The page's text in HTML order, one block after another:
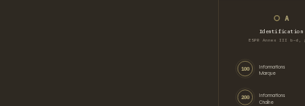
A
Identification
ESPR Annex III b–d,
100 Informations
Marque
200
Informations
Chaîne